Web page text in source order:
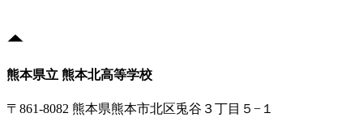
熊本県立 熊本北高等学校
〒861-8082 熊本県熊本市北区兎谷３丁目５−１